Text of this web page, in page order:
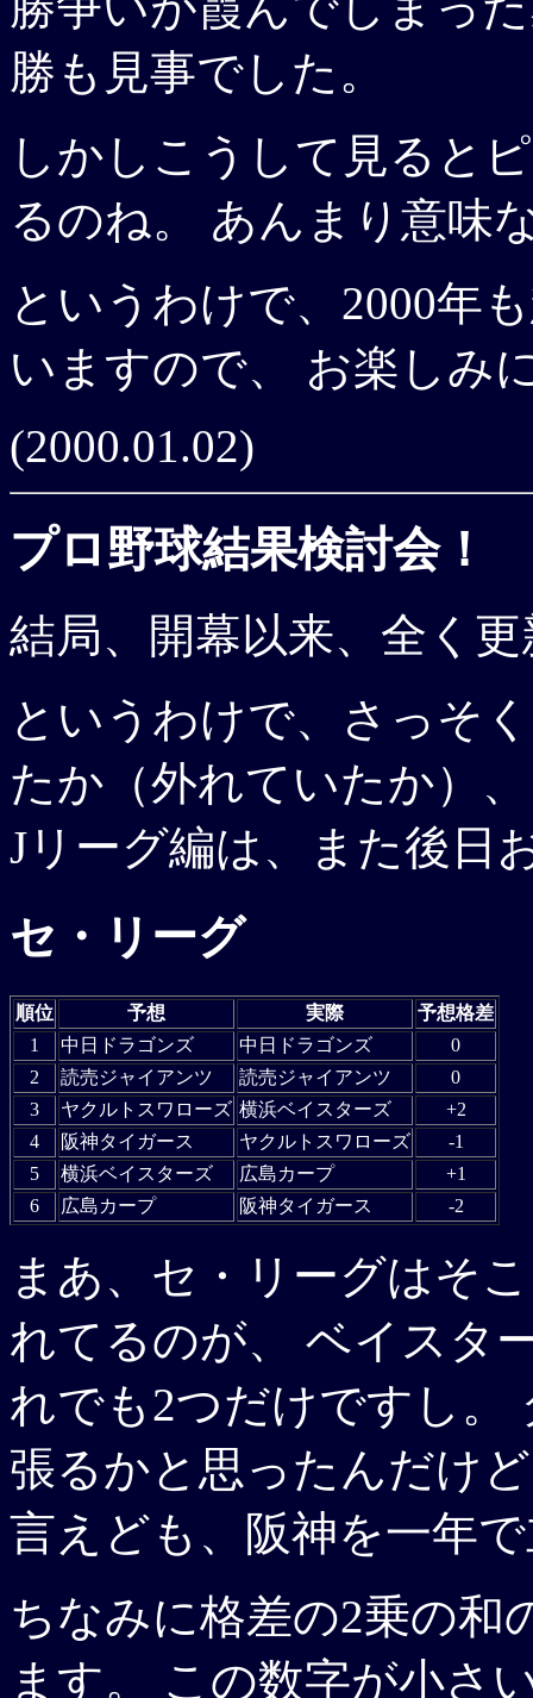
勝も見事でした。
しかしこうして見ると
るのね。 あんまり意味
というわけで、2000年
いますので、 お楽しみ
(2000.01.02)
プロ野球結果検討会！
結局、開幕以来、全く
というわけで、さっそ
たか（外れていたか）
Jリーグ編は、また後日
セ・リーグ
順位 予想 実際
予想格差
1
中日ドラゴンズ 中日ドラゴンズ
0
2
読売ジャイアンツ 読売ジャイアンツ
0
3
ヤクルトスワローズ 横浜ベイスターズ
+2
4
阪神タイガース ヤクルトスワローズ
-1
5
横浜ベイスターズ 広島カープ
+1
6
広島カープ 阪神タイガース -2
まあ、セ・リーグはそ
れてるのが、 ベイスタ
れでも2つだけですし。
張るかと思ったんだけ
言えども、阪神を一年
ちなみに格差の2乗の和
ます。 この数字が小さ